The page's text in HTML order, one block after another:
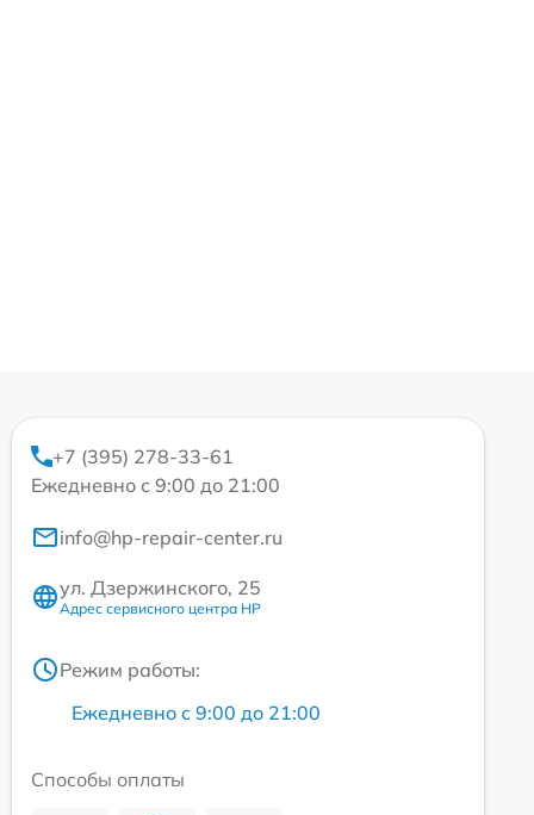
+7 (395) 278-33-61
Ежедневно с 9:00 до 21:00
info@hp-repair-center.ru
ул. Дзержинского, 25
Адрес сервисного центра HP
Режим работы:
Ежедневно с 9:00 до 21:00
Способы оплаты